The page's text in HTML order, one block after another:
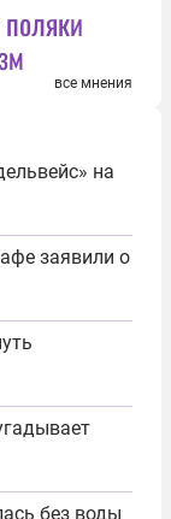
все мнения
на
заявили о
без воды